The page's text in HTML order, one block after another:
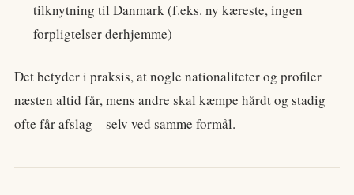
tilknytning til Danmark (f.eks. ny kæreste, ingen
forpligtelser derhjemme)
Det betyder i praksis, at nogle nationaliteter og profiler
næsten altid får, mens andre skal kæmpe hårdt og stadig
ofte får afslag – selv ved samme formål.